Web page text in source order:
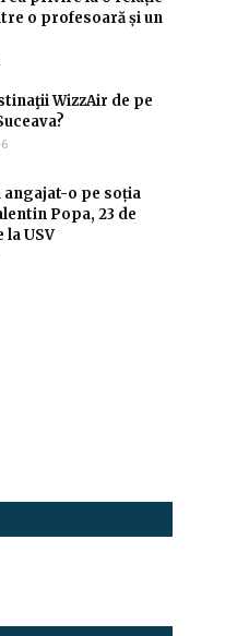
o profesoară și un
WizzAir de pe
angajat-o pe soția
Popa, 23 de
USV